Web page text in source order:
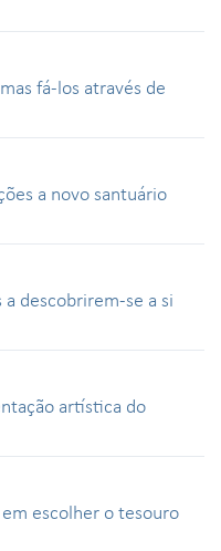
fá-los através de
a novo santuário
descobrirem-se a si
artística do
escolher o tesouro